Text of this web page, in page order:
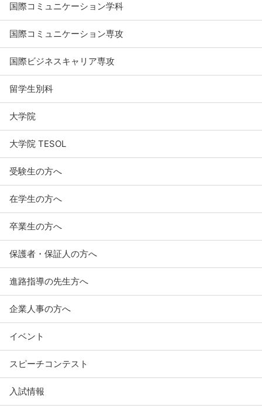
国際コミュニケーション学科
国際コミュニケーション専攻
国際ビジネスキャリア専攻
留学生別科
大学院
大学院 TESOL
受験生の方へ
在学生の方へ
卒業生の方へ
保護者・保証人の方へ
進路指導の先生方へ
企業人事の方へ
イベント
スピーチコンテスト
入試情報